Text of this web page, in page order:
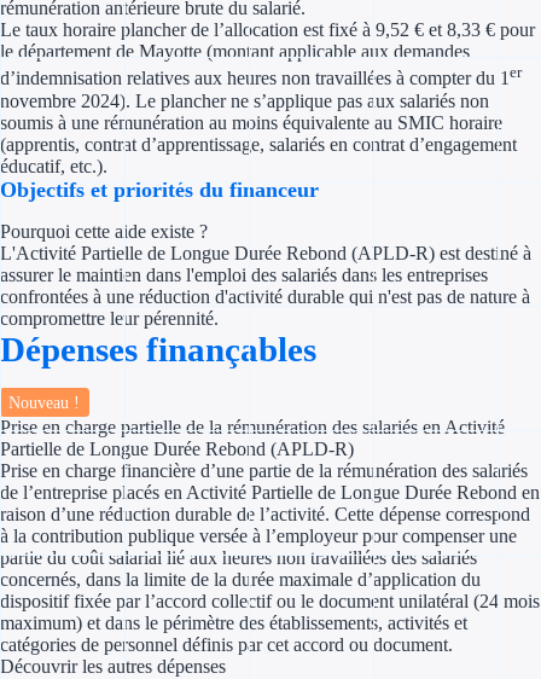
Aides Urssaf
Prêts publics
Prêt
Avance
Aides
Aides
Tous les
rémunération antérieure brute du salarié.
Le taux horaire plancher de l’allocation est fixé à 9,52 € et 8,33 € pour
le département de Mayotte (montant applicable aux demandes
d’indemnisation relatives aux heures non travaillées à compter du 1er
novembre 2024). Le plancher ne s’applique pas aux salariés non
soumis à une rémunération au moins équivalente au SMIC horaire
(apprentis, contrat d’apprentissage, salariés en contrat d’engagement
éducatif, etc.).
Objectifs et priorités du financeur
Pourquoi cette aide existe ?
L'Activité Partielle de Longue Durée Rebond (APLD-R) est destiné à
assurer le maintien dans l'emploi des salariés dans les entreprises
confrontées à une réduction d'activité durable qui n'est pas de nature à
compromettre leur pérennité.
Dépenses finançables
Nouveau !
Prise en charge partielle de la rémunération des salariés en Activité
Partielle de Longue Durée Rebond (APLD-R)
Prise en charge financière d’une partie de la rémunération des salariés
de l’entreprise placés en Activité Partielle de Longue Durée Rebond en
raison d’une réduction durable de l’activité. Cette dépense correspond
à la contribution publique versée à l’employeur pour compenser une
partie du coût salarial lié aux heures non travaillées des salariés
concernés, dans la limite de la durée maximale d’application du
dispositif fixée par l’accord collectif ou le document unilatéral (24 mois
maximum) et dans le périmètre des établissements, activités et
catégories de personnel définis par cet accord ou document.
Découvrir les autres dépenses